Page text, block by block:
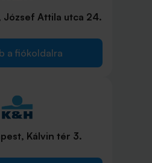
József Attila utca 24.
a fiókoldalra
Kálvin tér 3.